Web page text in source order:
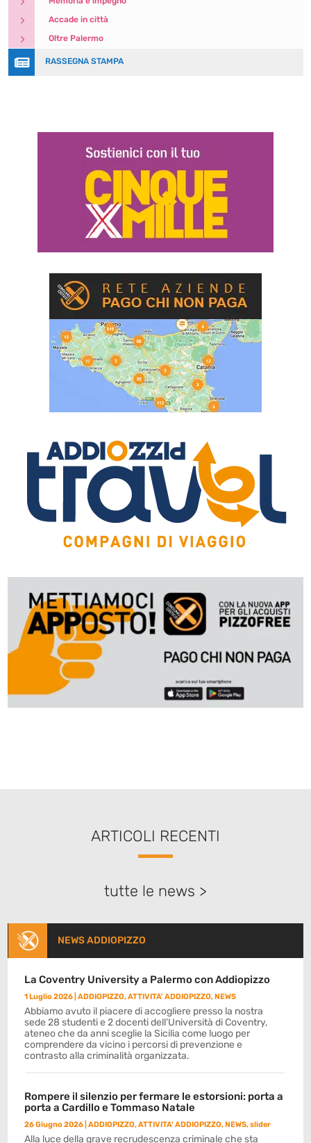
5 Accade in città
5 Oltre Palermo
 RASSEGNA STAMPA
ARTICOLI RECENTI
tutte le news >
NEWS ADDIOPIZZO
La Coventry University a Palermo con Addiopizzo
1 Luglio 2026 |ADDIOPIZZO,ATTIVITA' ADDIOPIZZO,NEWS
Abbiamo avuto il piacere di accogliere presso la nostra
sede 28 studenti e 2 docenti dell’Università di Coventry,
ateneo che da anni sceglie la Sicilia come luogo per
comprendere da vicino i percorsi di prevenzione e
contrasto alla criminalità organizzata.
Rompere il silenzio per fermare le estorsioni: porta a
porta a Cardillo e Tommaso Natale
26 Giugno 2026 |ADDIOPIZZO,ATTIVITA' ADDIOPIZZO,NEWS,slider
Alla luce della grave recrudescenza criminale che sta